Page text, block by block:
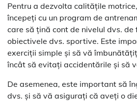
Pentru a dezvolta calitățile
începeți cu un program de
care să țină cont de nivelul dvs. de
obiectivele dvs. sportive. Este
exerciții simple și să vă
încât să evitați accidentările și să
De asemenea, este important să
dvs. și să vă asigurați că aveți o